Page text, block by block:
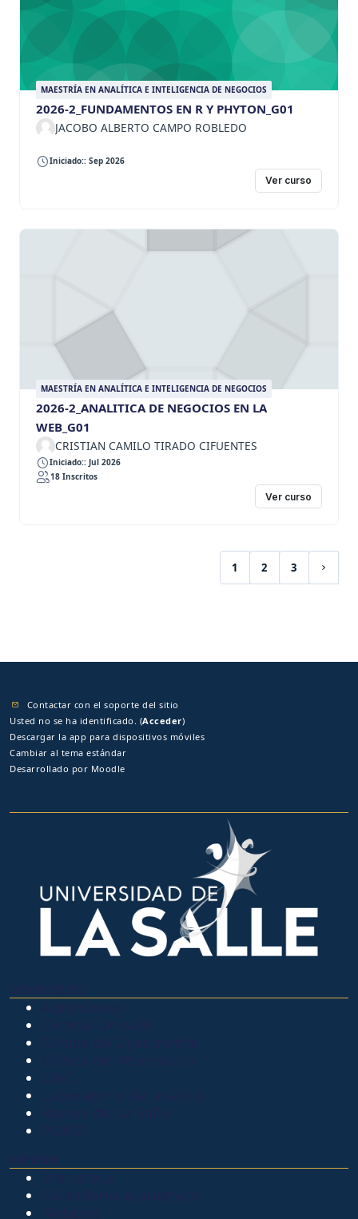
MAESTRÍA EN ANALÍTICA E INTELIGENCIA DE NEGOCIOS
2026-2_FUNDAMENTOS EN R Y PHYTON_G01
JACOBO ALBERTO CAMPO ROBLEDO
Iniciado:: Sep 2026
Ver curso
MAESTRÍA EN ANALÍTICA E INTELIGENCIA DE NEGOCIOS
2026-2_ANALITICA DE NEGOCIOS EN LA
WEB_G01
CRISTIAN CAMILO TIRADO CIFUENTES
Iniciado:: Jul 2026
18 Inscritos
Ver curso
1
(current)
2 3
Contactar con el soporte del sitio
Usted no se ha identificado. (Acceder)
Descargar la app para dispositivos móviles
Cambiar al tema estándar
Desarrollado por Moodle